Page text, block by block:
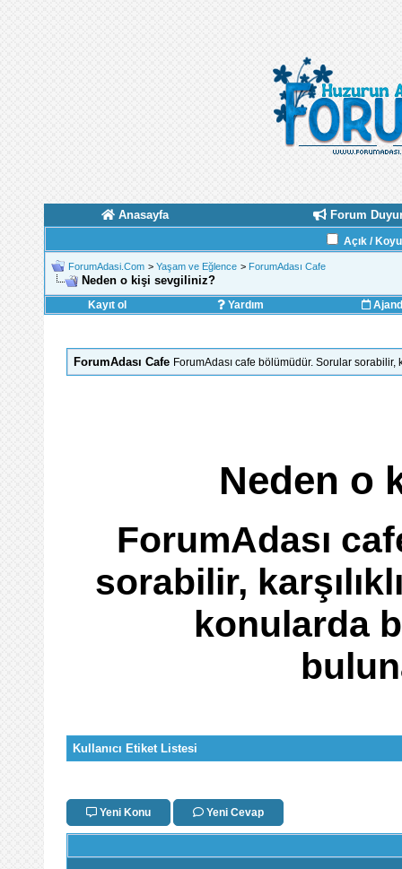
Anasayfa Forum
Açık /
ForumAdasi.Com > Yaşam ve Eğlence > ForumAdası Cafe
Neden o kişi sevgiliniz?
Kayıt ol Yardım
ForumAdası Cafe ForumAdası cafe bölümüdür. Sorular
Neden o
ForumAdası
sorabilir,
konularda
Kullanıcı Etiket Listesi
Yeni Konu Yeni Cevap